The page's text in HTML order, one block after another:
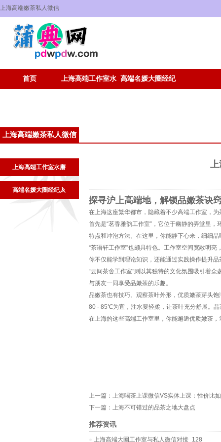
上海高端嫩茶私人微信
首页 上海高端工作室水 高端名媛大圈经纪
上海高端嫩茶私人微信
上海高端工作室水磨
高端名媛大圈经纪人
上
探寻沪上高端地，解锁品嫩茶诀
在上海这座繁华都市，隐藏着不少高端工作室，
首先是“茗香雅韵工作室”，它位于幽静的弄堂里
特点和冲泡方法。在这里，你能静下心来，细细品
“茶语轩工作室”也颇具特色。工作室空间宽敞明
你不仅能学到理论知识，还能通过实践操作提升品
“云间茶舍工作室”则以其独特的文化氛围吸引着
与朋友一同享受品嫩茶的乐趣。
品嫩茶也有技巧。观察茶叶外形，优质嫩茶芽头
80 - 85℃为宜，注水要轻柔，让茶叶充分舒展。
在上海的这些高端工作室里，你能邂逅优质嫩茶
上一篇： 上海喝茶上课微信VS实体上课：性价比
下一篇： 上海不可错过的品茶之地大盘点
推荐资讯
‌上海高端大圈工作室与私人微信对接‌_128